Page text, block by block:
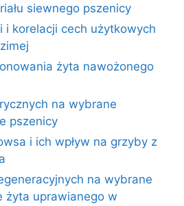
siewnego pszenicy
i korelacji cech użytkowych
żyta nawożonego
na wybrane
pszenicy
i ich wpływ na grzyby z
na wybrane
żyta uprawianego w